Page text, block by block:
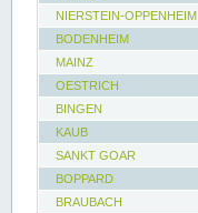
NIERSTEIN-OPPENHEIM
BODENHEIM
MAINZ
OESTRICH
BINGEN
KAUB
SANKT GOAR
BOPPARD
BRAUBACH